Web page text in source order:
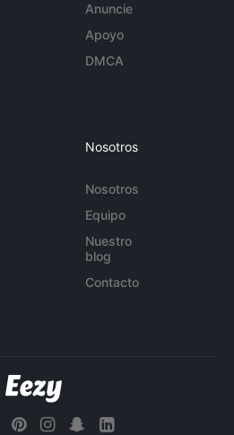
Anuncie
Apoyo
DMCA
Nosotros
Nosotros
Equipo
Nuestro
blog
Contacto